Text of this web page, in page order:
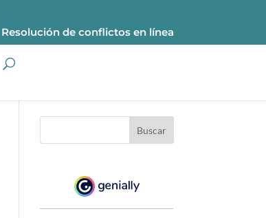
Resolución de conflictos en línea